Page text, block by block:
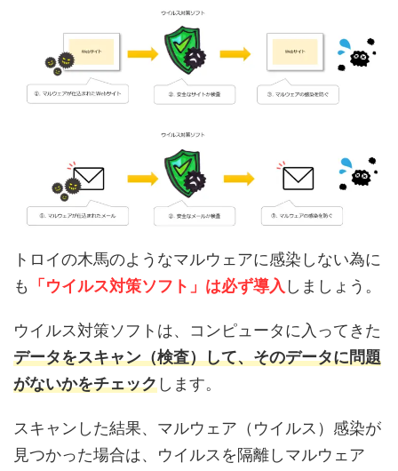
トロイの木馬のようなマルウェアに感染しない為に
も
「ウイルス対策ソフト」は必ず導入 しましょう。
ウイルス対策ソフトは、コンピュータに入ってきた
データをスキャン（検査）して、そのデータに問題
がないかをチェックします。
スキャンした結果、マルウェア（ウイルス）感染が
見つかった場合は、ウイルスを隔離しマルウェア